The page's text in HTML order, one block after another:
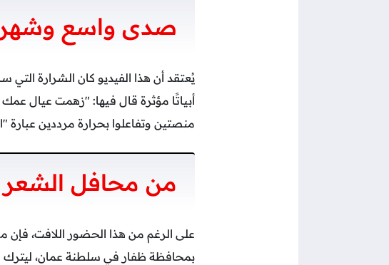
صدى واسع
يُعتقد أن هذا الفيديو كان الشرارة
أبياتًا مؤثرة قال فيها: "زهمت عيال
منصتين وتفاعلوا بحرارة مرددين عبارة
من محافل
على الرغم من هذا الحضور اللافت،
بمحافظة ظفار في سلطنة عمان، ليترك